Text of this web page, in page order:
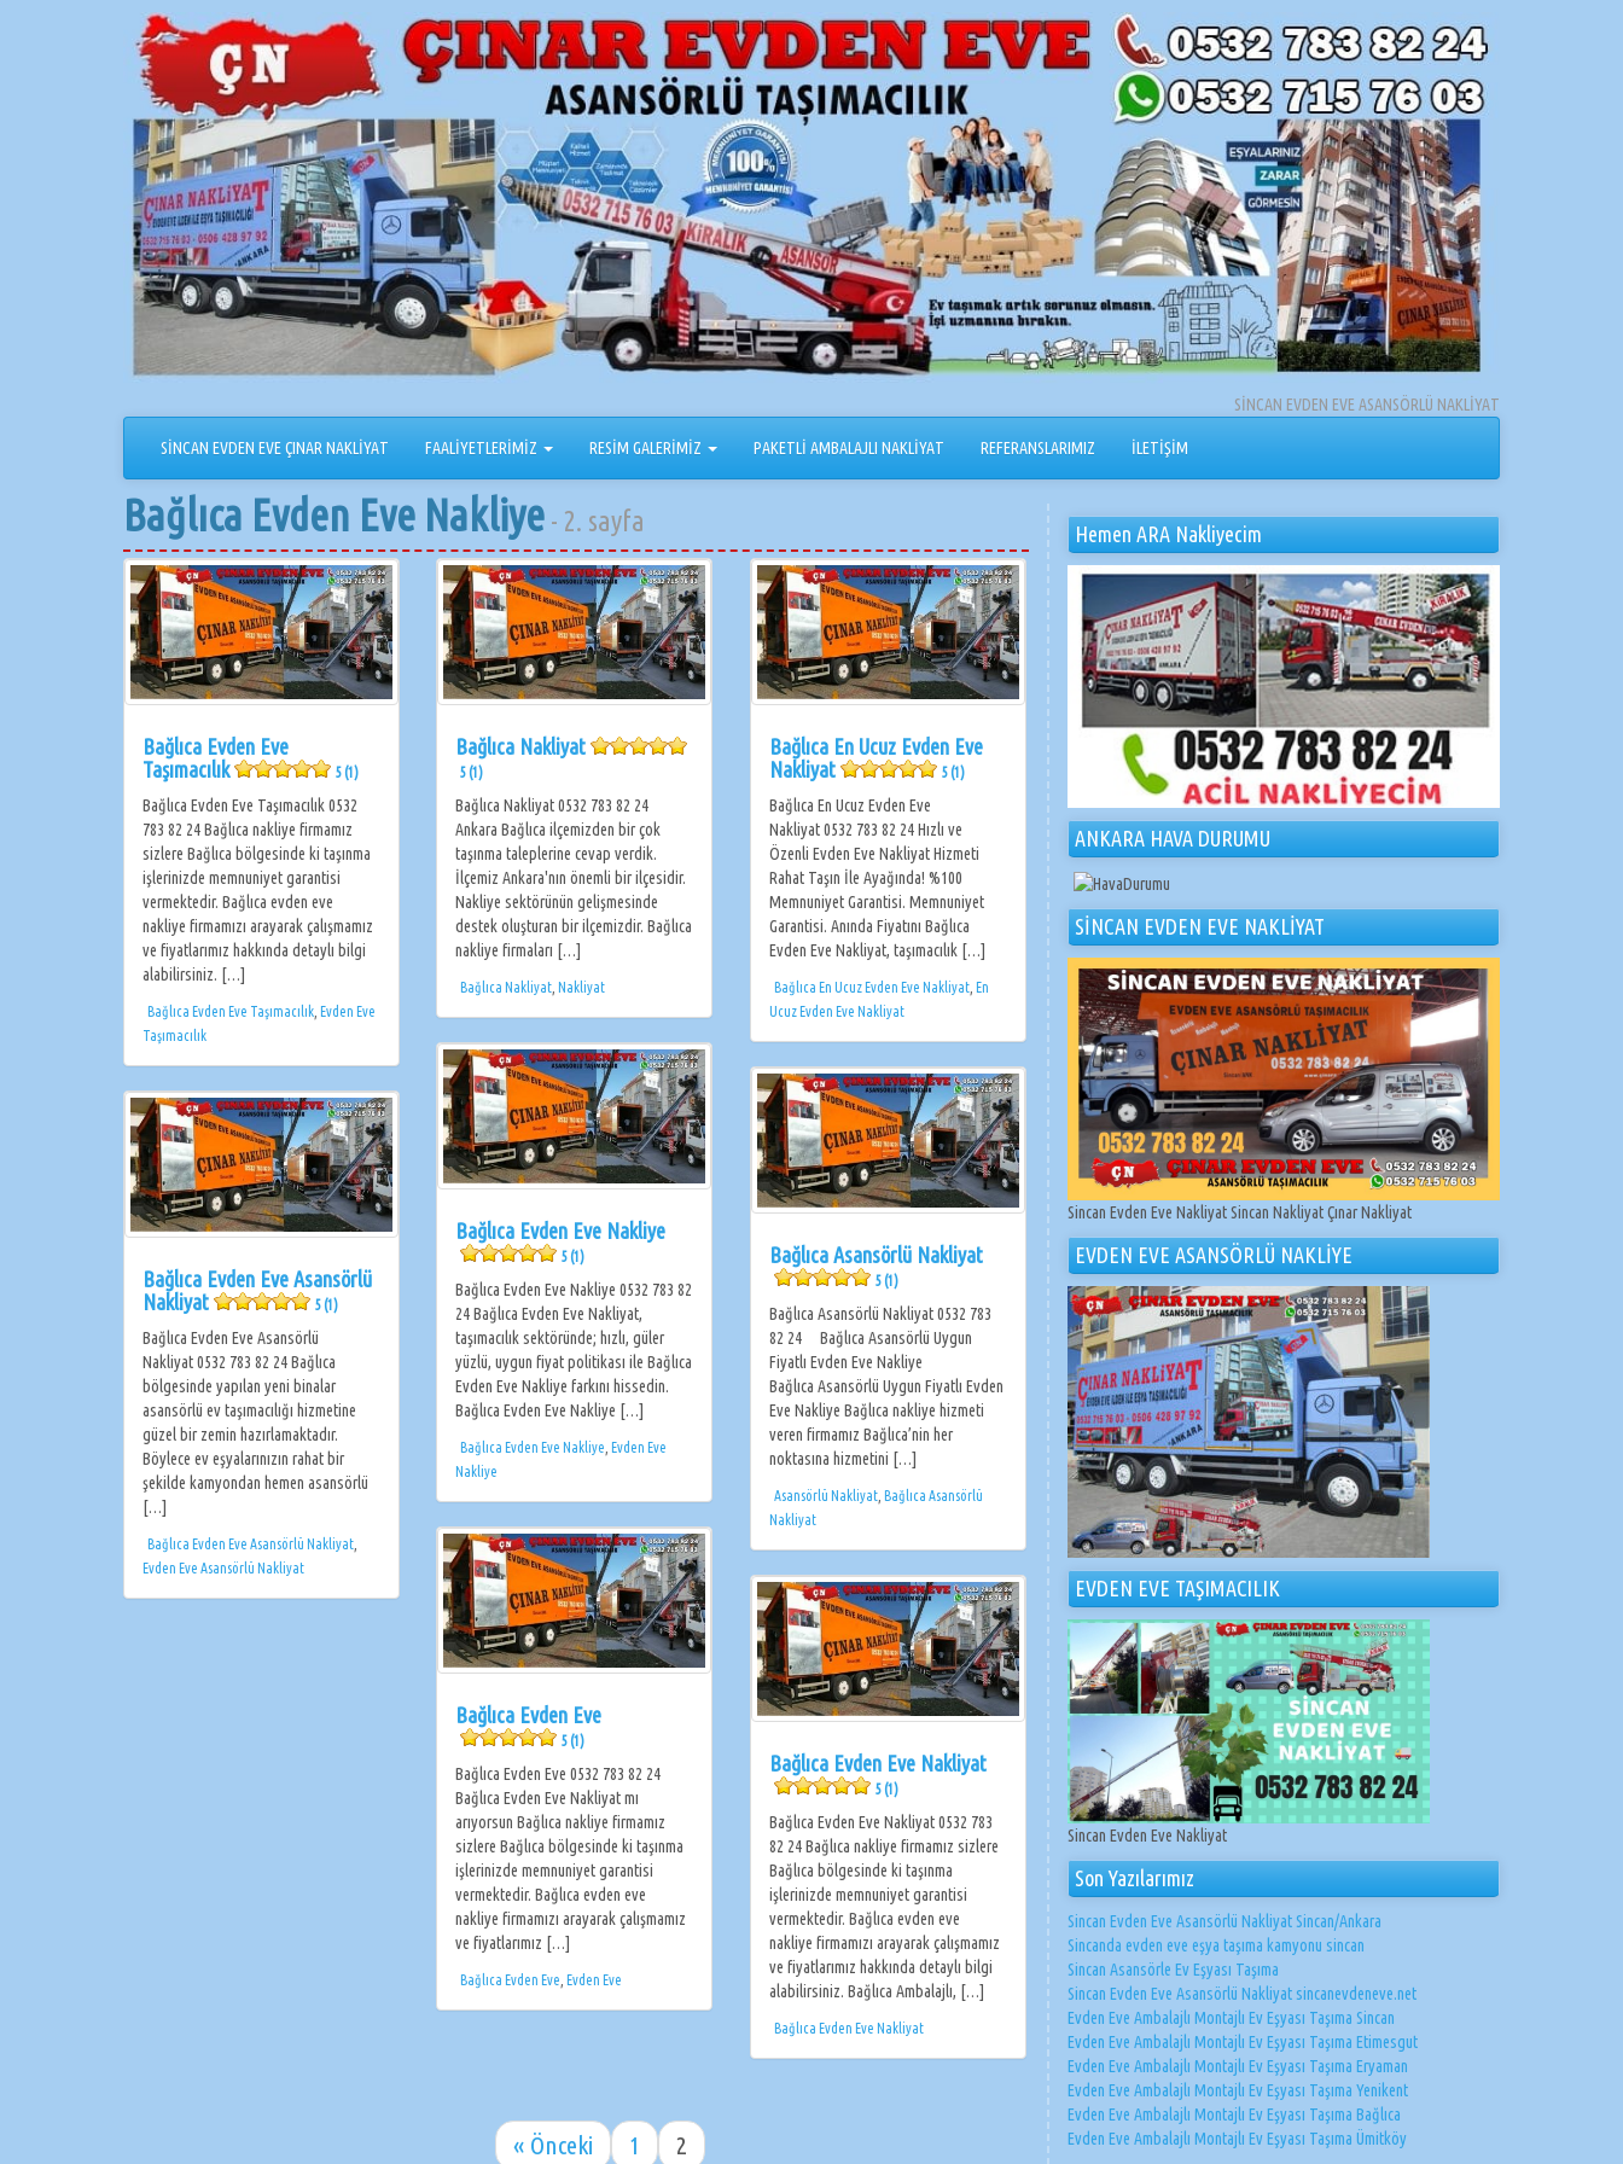
SİNCAN EVDEN EVE ASANSÖRLÜ NAKLİYAT
SİNCAN EVDEN EVE ÇINAR NAKLİYAT FAALİYETLERİMİZ RESİM GALERİMİZ PAKETLİ AMBALAJLI NAKLİYAT REFERANSLARIMIZ İLETİŞİM
Bağlıca Evden Eve Nakliye - 2. sayfa
Bağlıca Evden Eve
Taşımacılık
5 (1)
Bağlıca Evden Eve Taşımacılık 0532
783 82 24 Bağlıca nakliye firmamız
sizlere Bağlıca bölgesinde ki taşınma
işlerinizde memnuniyet garantisi
vermektedir. Bağlıca evden eve
nakliye firmamızı arayarak çalışmamız
ve fiyatlarımız hakkında detaylı bilgi
alabilirsiniz. […]
Bağlıca Evden Eve Taşımacılık Evden Eve
Taşımacılık
Bağlıca Nakliyat
5 (1)
Bağlıca Nakliyat 0532 783 82 24
Ankara Bağlıca ilçemizden bir çok
taşınma taleplerine cevap verdik.
İlçemiz Ankara'nın önemli bir ilçesidir.
Nakliye sektörünün gelişmesinde
destek oluşturan bir ilçemizdir. Bağlıca
nakliye firmaları […]
Bağlıca Nakliyat Nakliyat
Bağlıca En Ucuz Evden Eve
Nakliyat
5 (1)
Bağlıca En Ucuz Evden Eve
Nakliyat 0532 783 82 24 Hızlı ve
Özenli Evden Eve Nakliyat Hizmeti
Rahat Taşın İle Ayağında! %100
Memnuniyet Garantisi. Memnuniyet
Garantisi. Anında Fiyatını Bağlıca
Evden Eve Nakliyat, taşımacılık […]
Bağlıca En Ucuz Evden Eve Nakliyat En
Ucuz Evden Eve Nakliyat
Bağlıca Evden Eve Nakliye
5 (1)
Bağlıca Evden Eve Nakliye 0532 783 82
24 Bağlıca Evden Eve Nakliyat,
taşımacılık sektöründe; hızlı, güler
yüzlü, uygun fiyat politikası ile Bağlıca
Evden Eve Nakliye farkını hissedin.
Bağlıca Evden Eve Nakliye […]
Bağlıca Evden Eve Nakliye Evden Eve
Nakliye
Bağlıca Asansörlü Nakliyat
5 (1)
Bağlıca Asansörlü Nakliyat 0532 783
82 24 Bağlıca Asansörlü Uygun
Fiyatlı Evden Eve Nakliye
Bağlıca Asansörlü Uygun Fiyatlı Evden
Eve Nakliye Bağlıca nakliye hizmeti
veren firmamız Bağlıca’nin her
noktasına hizmetini […]
Asansörlü Nakliyat Bağlıca Asansörlü
Nakliyat
Bağlıca Evden Eve Asansörlü
Nakliyat
5 (1)
Bağlıca Evden Eve Asansörlü
Nakliyat 0532 783 82 24 Bağlıca
bölgesinde yapılan yeni binalar
asansörlü ev taşımacılığı hizmetine
güzel bir zemin hazırlamaktadır.
Böylece ev eşyalarınızın rahat bir
şekilde kamyondan hemen asansörlü
[…]
Bağlıca Evden Eve Asansörlü Nakliyat
Evden Eve Asansörlü Nakliyat
Bağlıca Evden Eve
5 (1)
Bağlıca Evden Eve 0532 783 82 24
Bağlıca Evden Eve Nakliyat mı
arıyorsun Bağlıca nakliye firmamız
sizlere Bağlıca bölgesinde ki taşınma
işlerinizde memnuniyet garantisi
vermektedir. Bağlıca evden eve
nakliye firmamızı arayarak çalışmamız
ve fiyatlarımız […]
Bağlıca Evden Eve Evden Eve
Bağlıca Evden Eve Nakliyat
5 (1)
Bağlıca Evden Eve Nakliyat 0532 783
82 24 Bağlıca nakliye firmamız sizlere
Bağlıca bölgesinde ki taşınma
işlerinizde memnuniyet garantisi
vermektedir. Bağlıca evden eve
nakliye firmamızı arayarak çalışmamız
ve fiyatlarımız hakkında detaylı bilgi
alabilirsiniz. Bağlıca Ambalajlı, […]
Bağlıca Evden Eve Nakliyat
« Önceki 1 2
Hemen ARA Nakliyecim
ANKARA HAVA DURUMU
SİNCAN EVDEN EVE NAKLİYAT
Sincan Evden Eve Nakliyat Sincan Nakliyat Çınar Nakliyat
EVDEN EVE ASANSÖRLÜ NAKLİYE
EVDEN EVE TAŞIMACILIK
Sincan Evden Eve Nakliyat
Son Yazılarımız
Sincan Evden Eve Asansörlü Nakliyat Sincan/Ankara
Sincanda evden eve eşya taşıma kamyonu sincan
Sincan Asansörle Ev Eşyası Taşıma
Sincan Evden Eve Asansörlü Nakliyat sincanevdeneve.net
Evden Eve Ambalajlı Montajlı Ev Eşyası Taşıma Sincan
Evden Eve Ambalajlı Montajlı Ev Eşyası Taşıma Etimesgut
Evden Eve Ambalajlı Montajlı Ev Eşyası Taşıma Eryaman
Evden Eve Ambalajlı Montajlı Ev Eşyası Taşıma Yenikent
Evden Eve Ambalajlı Montajlı Ev Eşyası Taşıma Bağlıca
Evden Eve Ambalajlı Montajlı Ev Eşyası Taşıma Ümitköy